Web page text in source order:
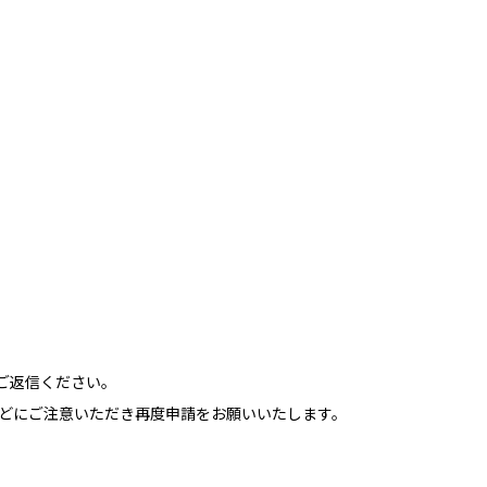
信ください。
ご注意いただき再度申請をお願いいたします。